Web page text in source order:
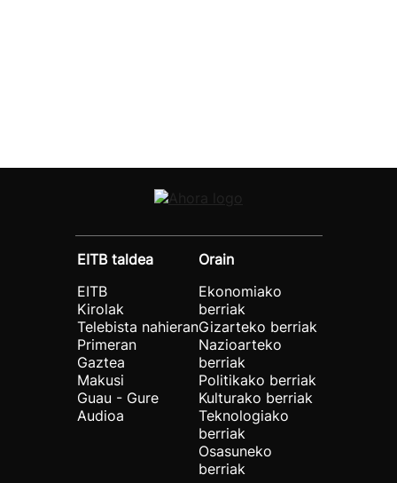
EITB taldea
EITB
Kirolak
Telebista nahieran
Primeran
Gaztea
Makusi
Guau - Gure
Audioa
Orain
Ekonomiako
berriak
Gizarteko berriak
Nazioarteko
berriak
Politikako berriak
Kulturako berriak
Teknologiako
berriak
Osasuneko
berriak